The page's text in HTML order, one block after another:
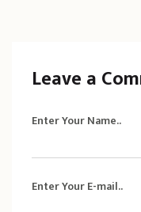
Leave a
Enter Your Name..
Enter Your E-mail..